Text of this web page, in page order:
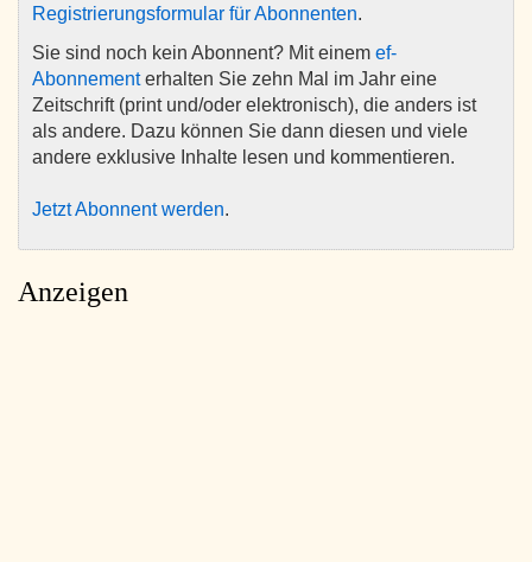
Registrierungsformular für Abonnenten.
Sie sind noch kein Abonnent? Mit einem ef-
Abonnementerhalten Sie zehn Mal im Jahr eine
Zeitschrift (print und/oder elektronisch), die anders ist
als andere. Dazu können Sie dann diesen und viele
andere exklusive Inhalte lesen und kommentieren.
Jetzt Abonnent werden.
Anzeigen